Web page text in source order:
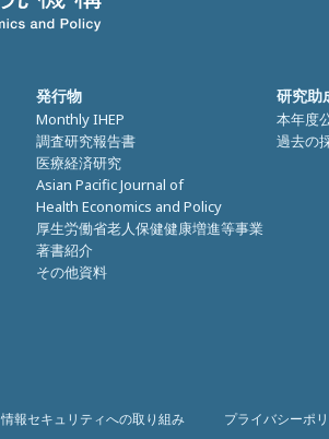
発行物
Monthly IHEP
調査研究報告書
医療経済研究
Asian Pacific Journal of
Health Economics and Policy
厚生労働省老人保健健康増進等事業
著書紹介
その他資料
研究助
本年度
過去の
情報セキュリティへの取り組み プライバシーポ